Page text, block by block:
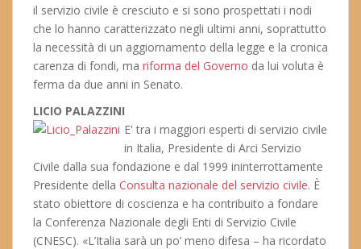
il servizio civile è cresciuto e si sono prospettati i nodi
che lo hanno caratterizzato negli ultimi anni, soprattutto
la necessità di un aggiornamento della legge e la cronica
carenza di fondi, ma riforma del Governo da lui voluta è
ferma da due anni in Senato.
LICIO PALAZZINI
E' tra i maggiori esperti di servizio civile
in Italia, Presidente di Arci Servizio
Civile dalla sua fondazione e dal 1999 ininterrottamente
Presidente della Consulta nazionale del servizio civile. È
stato obiettore di coscienza e ha contribuito a fondare
la Conferenza Nazionale degli Enti di Servizio Civile
(CNESC). «L’Italia sarà un po’ meno difesa – ha ricordato